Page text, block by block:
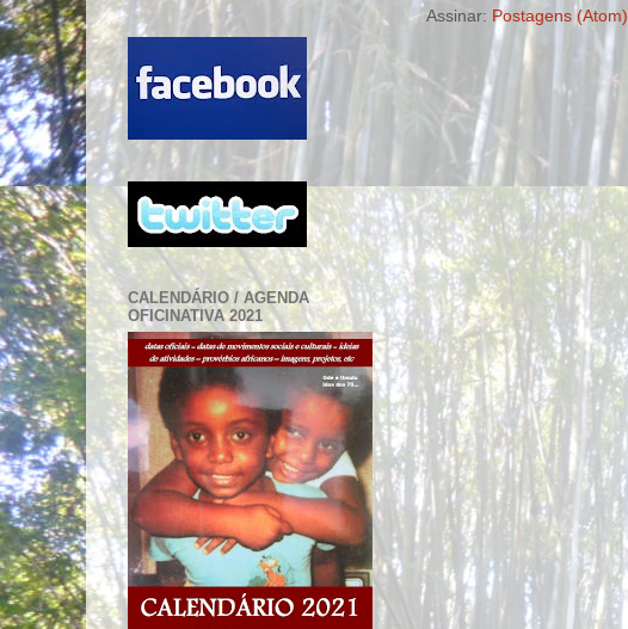
Assinar: Postagens (Atom)
CALENDÁRIO / AGENDA
OFICINATIVA 2021